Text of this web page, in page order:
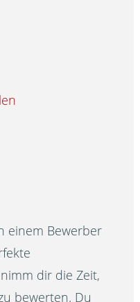
einem Bewerber
dir die Zeit,
bewerten. Du